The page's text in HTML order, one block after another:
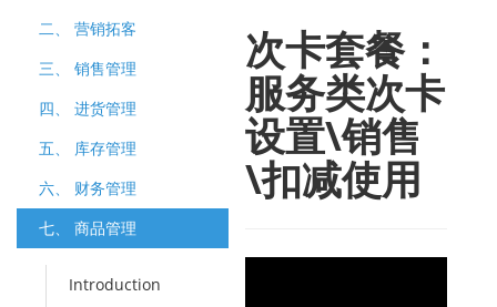
二、 营销拓客
三、 销售管理
四、 进货管理
五、 库存管理
六、 财务管理
七、 商品管理
Introduction
次卡套餐：​​
服务类次卡
设置\销售
\扣减使用